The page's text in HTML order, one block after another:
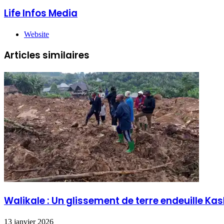
Life Infos Media
Website
Articles similaires
Walikale : Un glissement de terre endeuille
13 janvier 2026